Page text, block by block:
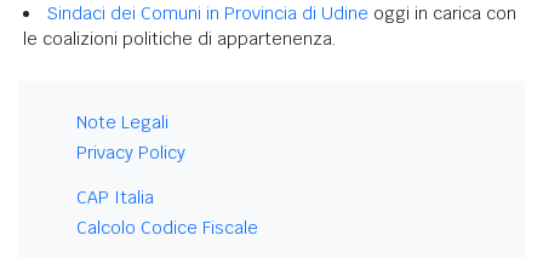
Sindaci dei Comuni in Provincia di Udine oggi in carica con
le coalizioni politiche di appartenenza.
Note Legali
Privacy Policy
CAP Italia
Calcolo Codice Fiscale